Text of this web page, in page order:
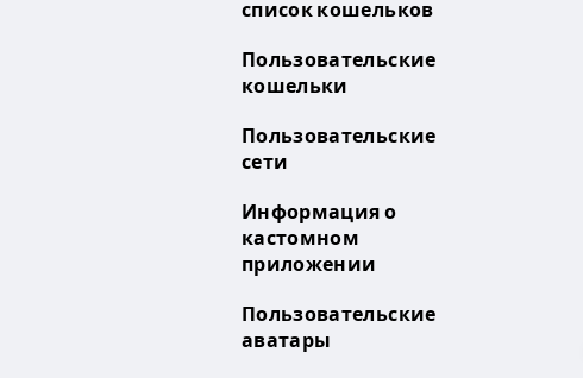
список кошельков
Пользовательские
кошельки
Пользовательские
сети
Информация о
кастомном
приложении
Пользовательские
аватары